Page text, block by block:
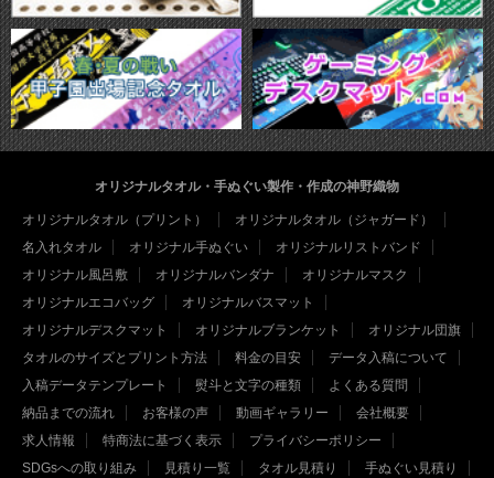
オリジナルタオル・手ぬぐい製作・作成の神野織物
オリジナルタオル（プリント）
オリジナルタオル（ジャガード）
名入れタオル
オリジナル手ぬぐい
オリジナルリストバンド
オリジナル風呂敷
オリジナルバンダナ
オリジナルマスク
オリジナルエコバッグ
オリジナルバスマット
オリジナルデスクマット
オリジナルブランケット
オリジナル団旗
タオルのサイズとプリント方法
料金の目安
データ入稿について
入稿データテンプレート
熨斗と文字の種類
よくある質問
納品までの流れ
お客様の声 動画ギャラリー
会社概要
求人情報
特商法に基づく表示
プライバシーポリシー
SDGsへの取り組み
見積り一覧 タオル見積り
手ぬぐい見積り